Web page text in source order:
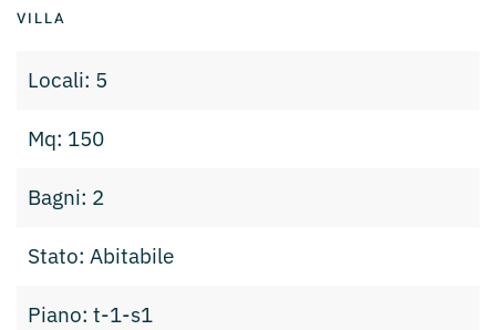
VILLA
Locali: 5
Mq: 150
Bagni: 2
Stato: Abitabile
Piano: t-1-s1